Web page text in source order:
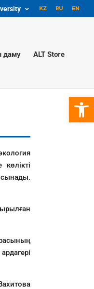
даму ALT Store
сынады.